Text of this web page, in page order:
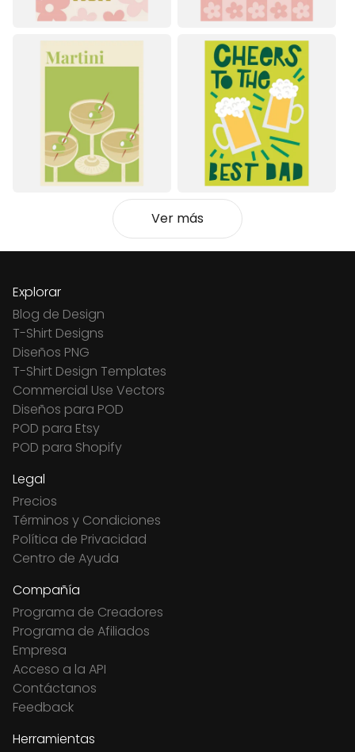
Ver más
Explorar
Blog de Design
T-Shirt Designs
Diseños PNG
T-Shirt Design Templates
Commercial Use Vectors
Diseños para POD
POD para Etsy
POD para Shopify
Legal
Precios
Términos y Condiciones
Política de Privacidad
Centro de Ayuda
Compañía
Programa de Creadores
Programa de Afiliados
Empresa
Acceso a la API
Contáctanos
Feedback
Herramientas